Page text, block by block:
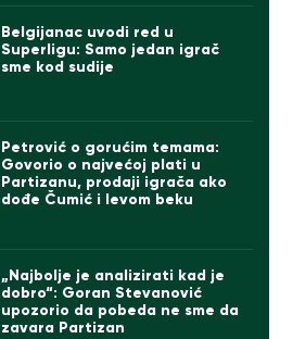
Belgijanac uvodi red u
Superligu: Samo jedan igrač
sme kod sudije
Petrović o gorućim temama:
Govorio o najvećoj plati u
Partizanu, prodaji igrača ako
dođe Čumić i levom beku
„Najbolje je analizirati kad je
dobro“: Goran Stevanović
upozorio da pobeda ne sme da
zavara Partizan